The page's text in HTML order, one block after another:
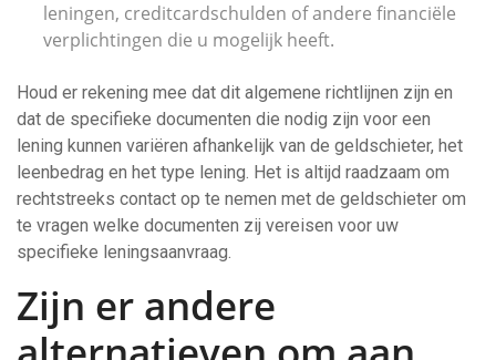
leningen, creditcardschulden of andere financiële
verplichtingen die u mogelijk heeft.
Houd er rekening mee dat dit algemene richtlijnen zijn en
dat de specifieke documenten die nodig zijn voor een
lening kunnen variëren afhankelijk van de geldschieter, het
leenbedrag en het type lening. Het is altijd raadzaam om
rechtstreeks contact op te nemen met de geldschieter om
te vragen welke documenten zij vereisen voor uw
specifieke leningsaanvraag.
Zijn er andere